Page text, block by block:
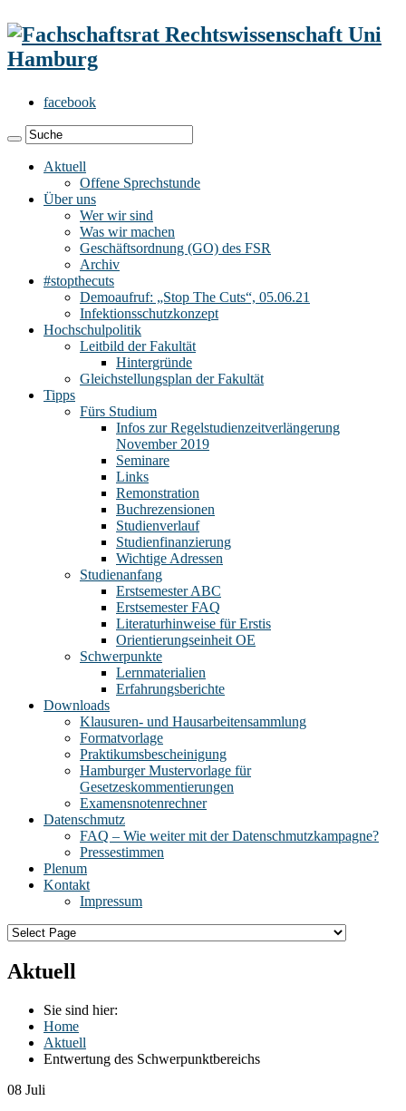
facebook
Aktuell
Offene Sprechstunde
Über uns
Wer wir sind
Was wir machen
Geschäftsordnung (GO) des FSR
Archiv
#stopthecuts
Demoaufruf: „Stop The Cuts“, 05.06.21
Infektionsschutzkonzept
Hochschulpolitik
Leitbild der Fakultät
Hintergründe
Gleichstellungsplan der Fakultät
Tipps
Fürs Studium
Infos zur Regelstudienzeitverlängerung
November 2019
Seminare
Links
Remonstration
Buchrezensionen
Studienverlauf
Studienfinanzierung
Wichtige Adressen
Studienanfang
Erstsemester ABC
Erstsemester FAQ
Literaturhinweise für Erstis
Orientierungseinheit OE
Schwerpunkte
Lernmaterialien
Erfahrungsberichte
Downloads
Klausuren- und Hausarbeitensammlung
Formatvorlage
Praktikumsbescheinigung
Hamburger Mustervorlage für
Gesetzeskommentierungen
Examensnotenrechner
Datenschmutz
FAQ – Wie weiter mit der Datenschmutzkampagne?
Pressestimmen
Plenum
Kontakt
Impressum
Aktuell
Sie sind hier:
Home
Aktuell
Entwertung des Schwerpunktbereichs
08 Juli